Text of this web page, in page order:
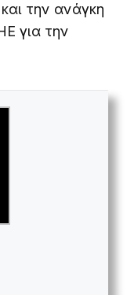
την ανάγκη
για την